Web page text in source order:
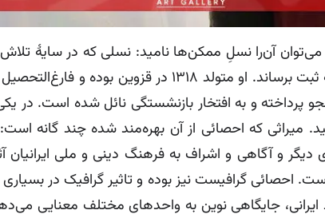
آن‌را نسلِ ممکن‌ها نامید: نسلی که در سایۀ
معماری تا ادبیات و نقد بدرخشد و آثار ماندگاری از خود به
و به افتخار بازنشستگی نائل شده است. در یکی
میراثی که احصائی از آن بهره‌مند شده چند گانه است:
و آگاهی و اشراف به فرهنگ دینی و ملی ایرانیان
گرافیست نیز بوده و تاثیر گرافیک در بسیاری
جایگاهی نوین به واحدهای مختلف معنایی